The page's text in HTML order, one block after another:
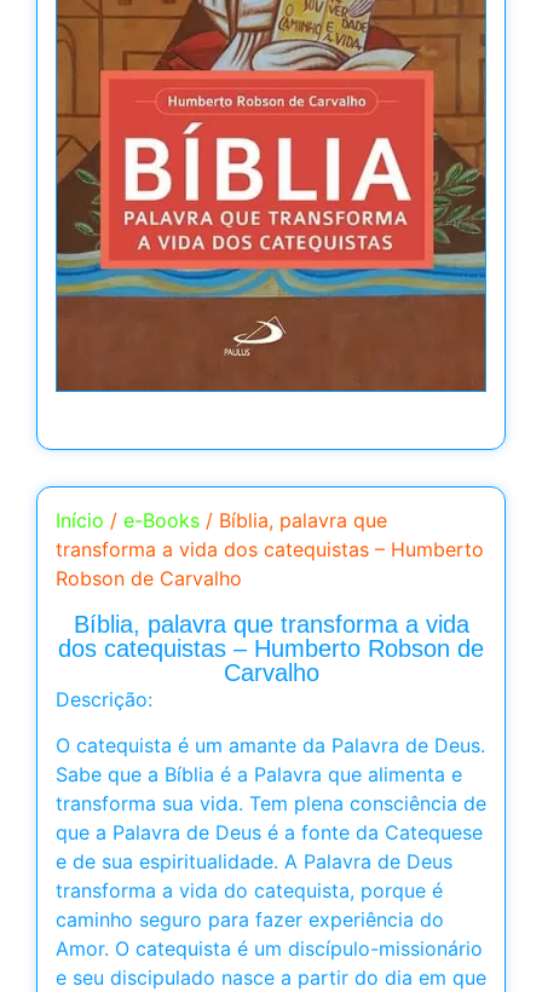
Início / e-Books / Bíblia, palavra que
transforma a vida dos catequistas – Humberto
Robson de Carvalho
Bíblia, palavra que transforma a vida
dos catequistas – Humberto Robson de
Carvalho
Descrição:
O catequista é um amante da Palavra de Deus.
Sabe que a Bíblia é a Palavra que alimenta e
transforma sua vida. Tem plena consciência de
que a Palavra de Deus é a fonte da Catequese
e de sua espiritualidade. A Palavra de Deus
transforma a vida do catequista, porque é
caminho seguro para fazer experiência do
Amor. O catequista é um discípulo-missionário
e seu discipulado nasce a partir do dia em que